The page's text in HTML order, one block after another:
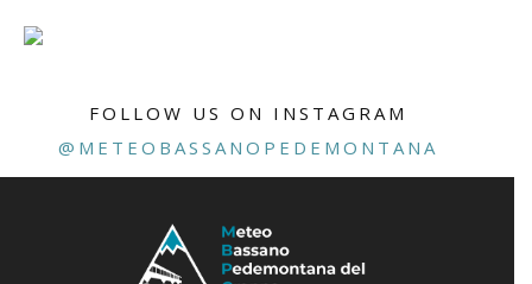
FOLLOW US ON INSTAGRAM
@METEOBASSANOPEDEMONTANA